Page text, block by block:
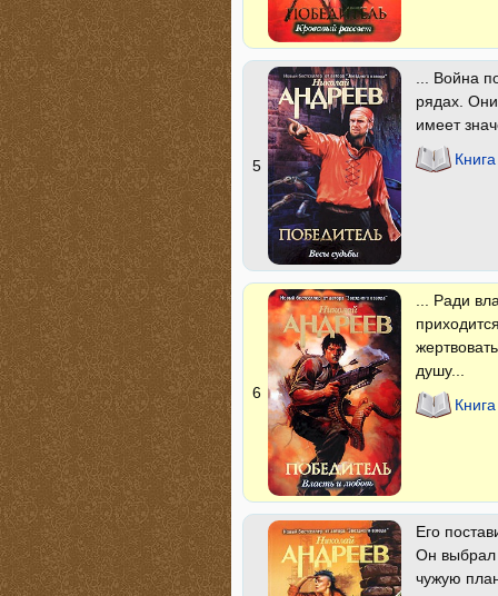
5
... Война
рядах.
имеет
6
... Ради
душу...
Его
Он выбрал
чужую